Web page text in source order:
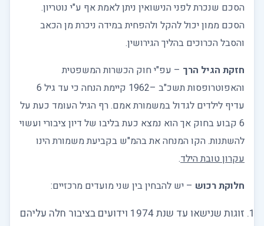
הסכם שנכרת לפני הנישואין ניתן לאמת אף ע"י נוטריון.
הסכם ממון יכול להקל ולהפחית במידה ניכרת מן הכאב
והסבל הכרוכים בהליך הגירושין.
חזקת הגיל הרך – עפ"י חוק הכשרות המשפטית
והאפוטרופסות תשכ"ב –1962 קיימת הנחה כי עד גיל 6
עדיף לילדים לגדול במשמורת אמם. רף הגיל העומד כעת על
6 קבוע בחוק אך הוא נמצא כעת בליבו של דיון ציבורי ועשוי
להשתנות. הקו המנחה את בהמ"ש בקביעת משמורת הינו
עקרון טובת הילד.
חלוקת רכוש – יש להבחין בין שני מועדים מרכזיים:
זוגות שנישאו עד שנת 1974 וידועים בציבור חלה עליהם